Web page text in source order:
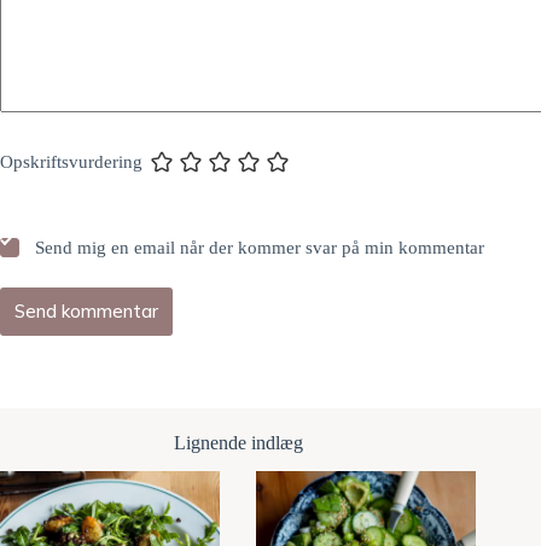
Opskriftsvurdering
Send mig en email når der kommer svar på min kommentar
Send kommentar
Lignende indlæg